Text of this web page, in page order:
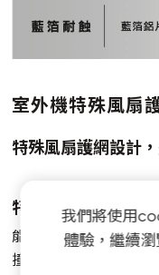
室外機特殊風扇
特殊風扇護網設計
特殊風扇護網設計
能快速揚風導流， 高
撞。
我們將使用
體驗，繼續